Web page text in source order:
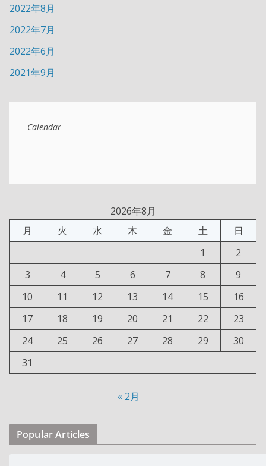
2022年8月
2022年7月
2022年6月
2021年9月
Calendar
2026年8月
月
火 水 木 金 土
日
1
2
3
4 5 6 7 8
9
10
11 12 13 14 15
16
17
18 19 20 21 22
23
24
25 26 27 28 29
30
31
« 2月
Popular Articles